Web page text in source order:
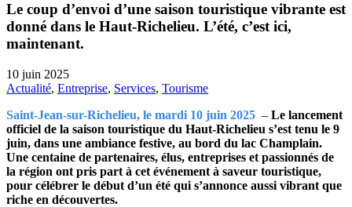
Le coup d’envoi d’une saison touristique vibrante est
donné dans le Haut-Richelieu. L’été, c’est ici,
maintenant.
10 juin 2025
Actualité, Entreprise, Services, Tourisme
Saint-Jean-sur-Richelieu, le mardi 10 juin 2025 – Le lancement
officiel de la saison touristique du Haut-Richelieu s’est tenu le 9
juin, dans une ambiance festive, au bord du lac Champlain.
Une centaine de partenaires, élus, entreprises et passionnés de
la région ont pris part à cet événement à saveur touristique,
pour célébrer le début d’un été qui s’annonce aussi vibrant que
riche en découvertes.